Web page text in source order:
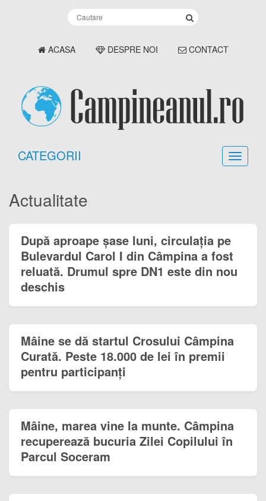
ACASA DESPRE NOI CONTACT
CATEGORII
Actualitate
După aproape șase luni, circulația pe
Bulevardul Carol I din Câmpina a fost
reluată. Drumul spre DN1 este din nou
deschis
Mâine se dă startul Crosului Câmpina
Curată. Peste 18.000 de lei în premii
pentru participanți
Mâine, marea vine la munte. Câmpina
recuperează bucuria Zilei Copilului în
Parcul Soceram